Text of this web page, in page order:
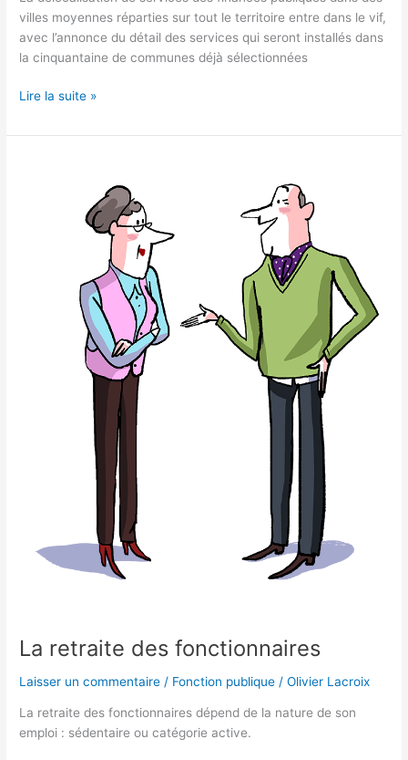
villes moyennes réparties sur tout le territoire entre dans le vif,
avec l’annonce du détail des services qui seront installés dans
la cinquantaine de communes déjà sélectionnées
Lire la suite »
La retraite des fonctionnaires
Laisser un commentaire / Fonction publique /Olivier Lacroix
La retraite des fonctionnaires dépend de la nature de son
emploi : sédentaire ou catégorie active.
fonctionnaires